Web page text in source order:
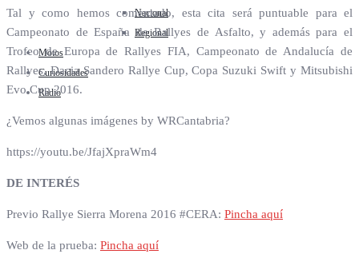
Nacional
Regional
Motos
Curiosidades
Radio
Tal y como hemos comentado, esta cita será puntuable para el
Campeonato de España de Rallyes de Asfalto, y además para el
Trofeo de Europa de Rallyes FIA, Campeonato de Andalucía de
Rallyes, Dacia Sandero Rallye Cup, Copa Suzuki Swift y Mitsubishi
Evo Cup 2016.
¿Vemos algunas imágenes by WRCantabria?
https://youtu.be/JfajXpraWm4
DE INTERÉS
Previo Rallye Sierra Morena 2016 #CERA: Pincha aquí
Web de la prueba: Pincha aquí